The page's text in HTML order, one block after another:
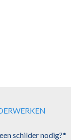
schilder nodig?*